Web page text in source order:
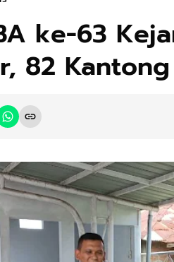
ke-63
82